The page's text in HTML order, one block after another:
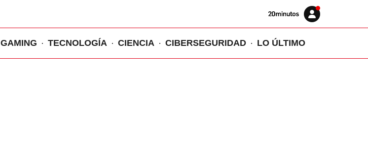
Volver
Iniciar
sesión
GAMING TECNOLOGÍA CIENCIA CIBERSEGURIDAD LO ÚLTIMO